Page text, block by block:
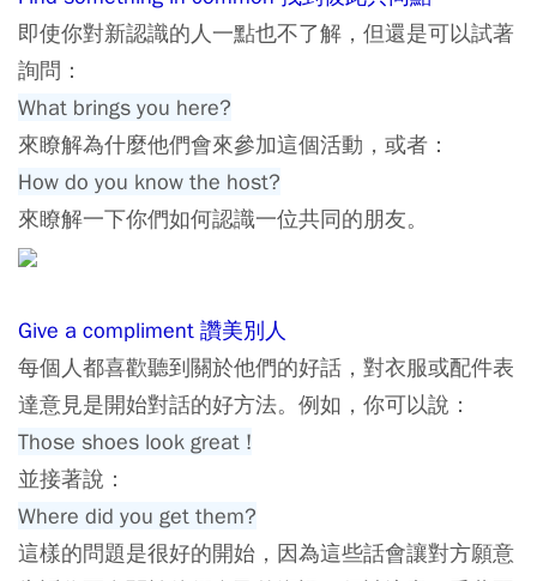
即使你對新認識的人一點也不了解，但還是可以試著
詢問：
What brings you here?
來瞭解為什麼他們會來參加這個活動，或者：
How do you know the host?
來瞭解一下你們如何認識一位共同的朋友。
Give a compliment 讚美別人
每個人都喜歡聽到關於他們的好話，對衣服或配件表
達意見是開始對話的好方法。例如，你可以說：
Those shoes look great !
並接著說：
Where did you get them?
這樣的問題是很好的開始，因為這些話會讓對方願意